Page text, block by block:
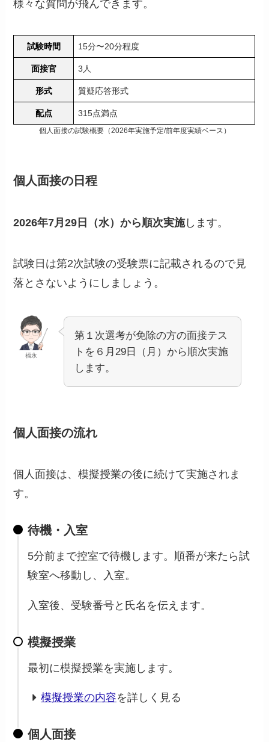
様々な質問が飛んできます。
試験時間 15分〜20分程度
面接官 3人
形式 質疑応答形式
配点 315点満点
個人面接の試験概要（2026年実施予定/前年度実績ベース）
個人面接の日程
2026年7月29日（水）から順次実施します。
試験日は第2次試験の受験票に記載されるので見
落とさないようにしましょう。
福永
第１次選考が免除の方の面接テス
トを６月29日（月）から順次実施
します。
個人面接の流れ
個人面接は、模擬授業の後に続けて実施されま
す。
待機・入室
5分前まで控室で待機します。順番が来たら試
験室へ移動し、入室。
入室後、受験番号と氏名を伝えます。
模擬授業
最初に模擬授業を実施します。
模擬授業の内容を詳しく見る
個人面接